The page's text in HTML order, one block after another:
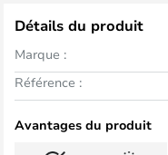
Détails du produit
Marque :
Référence :
Avantages du produit